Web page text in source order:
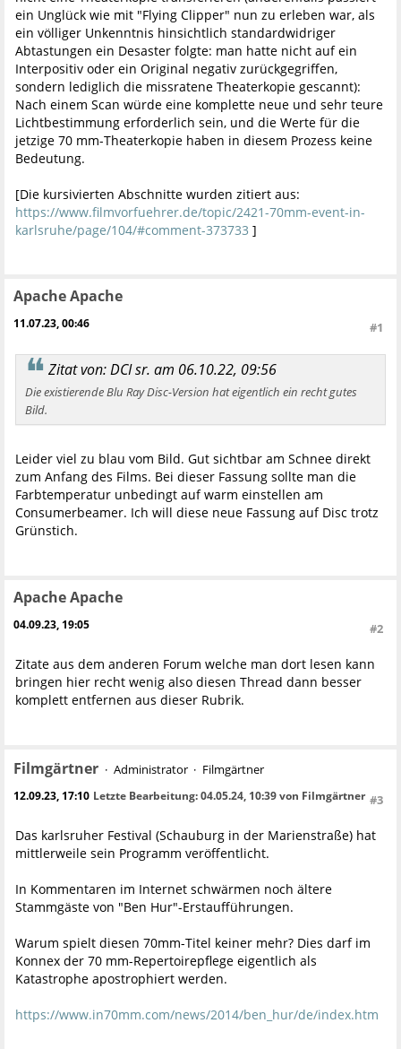
ein Unglück wie mit "Flying Clipper" nun zu erleben war, als
ein völliger Unkenntnis hinsichtlich standardwidriger
Abtastungen ein Desaster folgte: man hatte nicht auf ein
Interpositiv oder ein Original negativ zurückgegriffen,
sondern lediglich die missratene Theaterkopie gescannt):
Nach einem Scan würde eine komplette neue und sehr teure
Lichtbestimmung erforderlich sein, und die Werte für die
jetzige 70 mm-Theaterkopie haben in diesem Prozess keine
Bedeutung.
[Die kursivierten Abschnitte wurden zitiert aus:
https://www.filmvorfuehrer.de/topic/2421-70mm-event-in-
karlsruhe/page/104/#comment-373733 ]
Apache Apache
11.07.23, 00:46 #1
Zitat von: DCI sr. am 06.10.22, 09:56
Die existierende Blu Ray Disc-Version hat eigentlich ein recht gutes
Bild.
Leider viel zu blau vom Bild. Gut sichtbar am Schnee direkt
zum Anfang des Films. Bei dieser Fassung sollte man die
Farbtemperatur unbedingt auf warm einstellen am
Consumerbeamer. Ich will diese neue Fassung auf Disc trotz
Grünstich.
Apache Apache
04.09.23, 19:05 #2
Zitate aus dem anderen Forum welche man dort lesen kann
bringen hier recht wenig also diesen Thread dann besser
komplett entfernen aus dieser Rubrik.
Filmgärtner Administrator Filmgärtner
12.09.23, 17:10 #3
Letzte Bearbeitung: 04.05.24, 10:39 von Filmgärtner
Das karlsruher Festival (Schauburg in der Marienstraße) hat
mittlerweile sein Programm veröffentlicht.
In Kommentaren im Internet schwärmen noch ältere
Stammgäste von "Ben Hur"-Erstaufführungen.
Warum spielt diesen 70mm-Titel keiner mehr? Dies darf im
Konnex der 70 mm-Repertoirepflege eigentlich als
Katastrophe apostrophiert werden.
https://www.in70mm.com/news/2014/ben_hur/de/index.htm